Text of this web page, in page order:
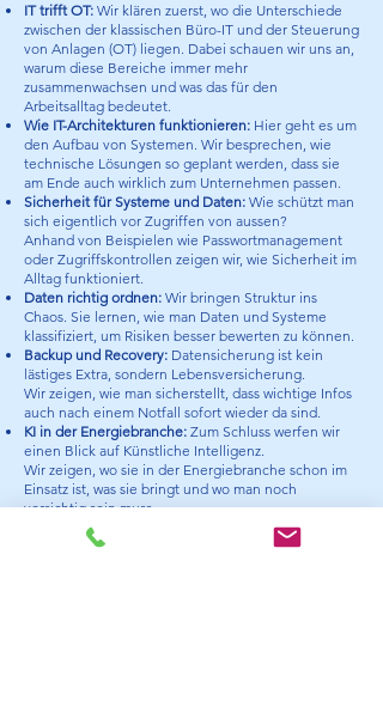
IT trifft OT: Wir klären zuerst, wo die Unterschiede
zwischen der klassischen Büro-IT und der Steuerung
von Anlagen (OT) liegen. Dabei schauen wir uns an,
warum diese Bereiche immer mehr
zusammenwachsen und was das für den
Arbeitsalltag bedeutet.
Wie IT-Architekturen funktionieren: Hier geht es um
den Aufbau von Systemen. Wir besprechen, wie
technische Lösungen so geplant werden, dass sie
am Ende auch wirklich zum Unternehmen passen.
Sicherheit für Systeme und Daten: Wie schützt man
sich eigentlich vor Zugriffen von aussen?
Anhand von Beispielen wie Passwortmanagement
oder Zugriffskontrollen zeigen wir, wie Sicherheit im
Alltag funktioniert.
Daten richtig ordnen: Wir bringen Struktur ins
Chaos. Sie lernen, wie man Daten und Systeme
klassifiziert, um Risiken besser bewerten zu können.
Backup und Recovery: Datensicherung ist kein
lästiges Extra, sondern Lebensversicherung.
Wir zeigen, wie man sicherstellt, dass wichtige Infos
auch nach einem Notfall sofort wieder da sind.
KI in der Energiebranche: Zum Schluss werfen wir
einen Blick auf Künstliche Intelligenz.
Wir zeigen, wo sie in der Energiebranche schon im
Einsatz ist, was sie bringt und wo man noch
vorsichtig sein muss.
In diesem Kurs erhalten Sie ein tiefgehendes